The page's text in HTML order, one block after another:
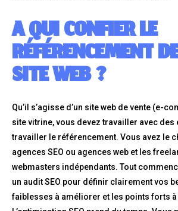
A QUI CONFIER LE
RÉFÉRENCEMENT
SITE WEB ?
Qu’il s’agisse d’un site web de vente (e-
site vitrine, vous devez travailler avec des
travailler le référencement. Vous avez le
agences SEO ou agences web et les
webmasters indépendants. Tout
un audit SEO pour définir clairement vos
faiblesses à améliorer et les points forts